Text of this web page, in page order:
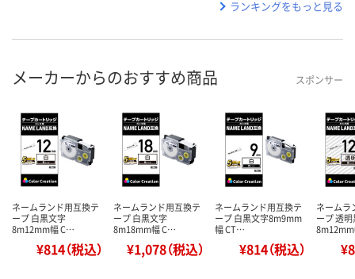
ランキングをもっと見る
メーカーからのおすすめ商品 スポンサー
ネームランド用互換テ
ープ 白黒文字
8m12mm幅 C…
¥814（税込）
ネームランド用互換テ
ープ 白黒文字
8m18mm幅 C…
¥1,078（税込）
ネームランド用互換テ
ープ 白黒文字8m9mm
幅 CT…
¥814（税込）
ネームラ
ープ 透